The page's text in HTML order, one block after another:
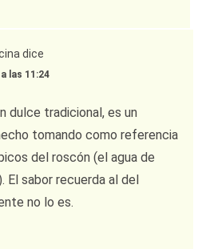
dice
las 11:24
dulce tradicional, es un
tomando como referencia
del roscón (el agua de
El sabor recuerda al del
no lo es.